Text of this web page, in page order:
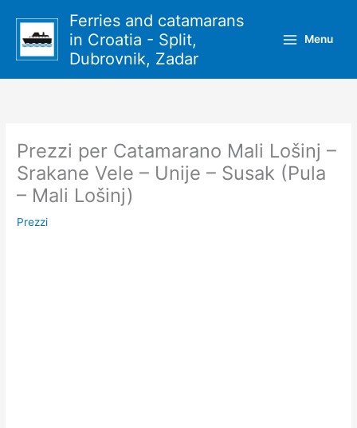
contenuto
Ferries and catamarans
in Croatia - Split,
Dubrovnik, Zadar
Menu
Prezzi per Catamarano Mali Lošinj –
Srakane Vele – Unije – Susak (Pula
– Mali Lošinj)
Prezzi